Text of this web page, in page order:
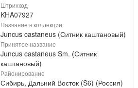
Штрихкод
KHA07927
Название в коллекции
Juncus castaneus (Ситник каштановый)
Принятое название
Juncus castaneus Sm. (Ситник
каштановый)
Районирование
Сибирь, Дальний Восток (S6) (Россия)